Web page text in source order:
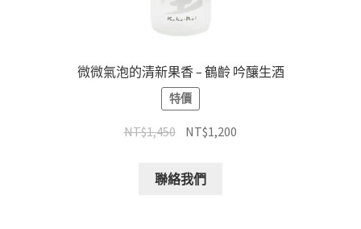
微微氣泡的清新果香 – 鶴齡 吟釀生酒
特價
NT$1,450 NT$1,200
聯絡我們